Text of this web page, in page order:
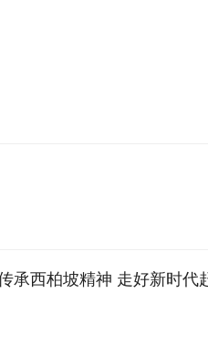
承西柏坡精神 走好新时代